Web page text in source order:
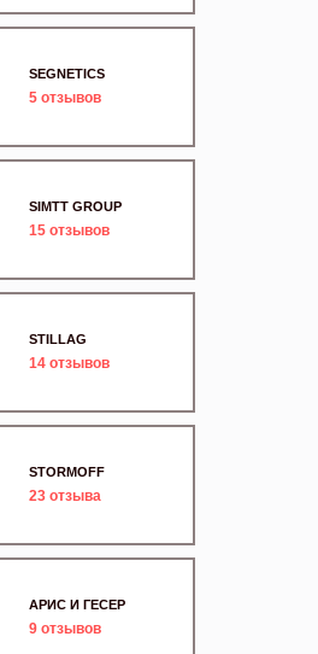
SEGNETICS
5 отзывов
SIMTT GROUP
15 отзывов
STILLAG
14 отзывов
STORMOFF
23 отзыва
АРИС И ГЕСЕР
9 отзывов